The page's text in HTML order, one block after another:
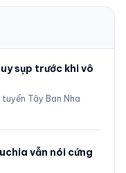
sụp trước khi vô
Tây Ban Nha
vẫn nói cứng